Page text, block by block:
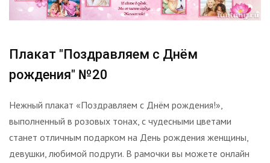
Плакат "Поздравляем с Днём
рождения" №20
Нежный плакат «Поздравляем с Днём рождения!»,
выполненный в розовых тонах, с чудесными цветами
станет отличным подарком на День рождения женщины,
девушки, любимой подруги. В рамочки вы можете онлайн